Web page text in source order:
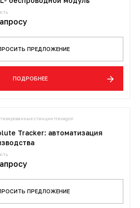
ПРЕДЛОЖЕНИЕ
ПОДРОБНЕЕ
станции Hexagon
Tracker: автоматизация
ПРЕДЛОЖЕНИЕ
для трекеров
Manufacturing